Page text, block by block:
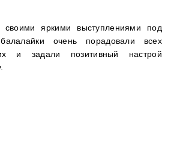
своими яркими выступлениями под
очень порадовали всех
и задали позитивный настрой